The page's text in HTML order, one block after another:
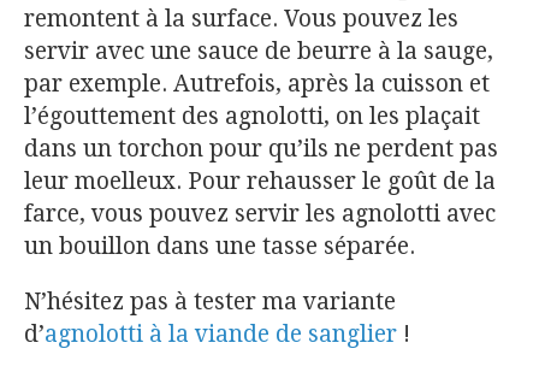
remontent à la surface. Vous pouvez les
servir avec une sauce de beurre à la sauge,
par exemple. Autrefois, après la cuisson et
l’égouttement des agnolotti, on les plaçait
dans un torchon pour qu’ils ne perdent pas
leur moelleux. Pour rehausser le goût de la
farce, vous pouvez servir les agnolotti avec
un bouillon dans une tasse séparée.
N’hésitez pas à tester ma variante
d’agnolotti à la viande de sanglier !